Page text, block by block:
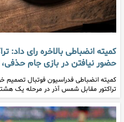
کمیته انضباطی بالاخره رای داد:
حضور نیافتن در بازی جام حذفی، ۳…
کمیته انضباطی فدراسیون فوتبال
تراکتور مقابل شمس آذر در مرحله یک